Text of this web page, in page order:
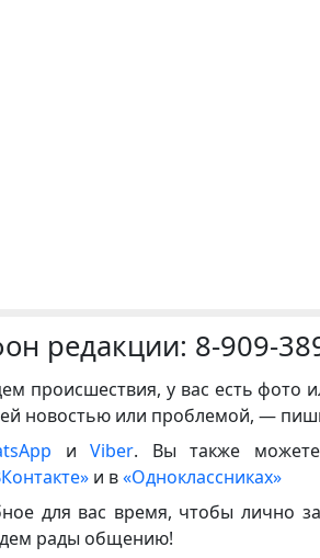
редакции: 8-909-
происшествия, у вас есть фото
новостью или проблемой, —
иViber. Вы также
и в«Одноклассниках»
для вас время, чтобы лично
рады общению!